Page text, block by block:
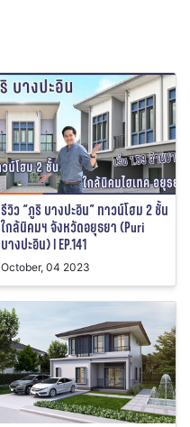
รีวิว “ภูริ บางปะอิน” ทาวน์โฮม 2 ชั้น
ใกล้นิคมฯ จังหวัดอยุธยา (Puri
บางปะอิน) l EP.141
October, 04 2023